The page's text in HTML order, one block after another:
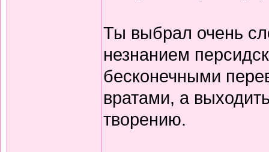
Ты выбрал очень
незнанием
бесконечными
вратами, а
творению.